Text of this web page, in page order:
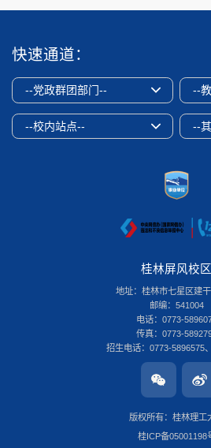
快速通道：
--党政群团部门-- --
--校内站点-- --
桂林屏风校区
地址：桂林市七星区建
邮编：541004
电话：0773-
传真：0773-
招生电话：0773-5896575
桂林雁山校区
地址：桂林市雁山区雁山
电话：0773-
传真：0773-
版权所有：桂林理工
桂ICP备05001198